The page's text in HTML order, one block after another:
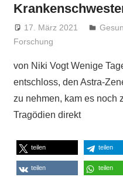
17. März 2021 Niki
Forschung
von Niki Vogt Wenige
entschloss, den Astra-
zu nehmen, kam es noch
Tragödien direkt
teilen teilen
teilen teilen